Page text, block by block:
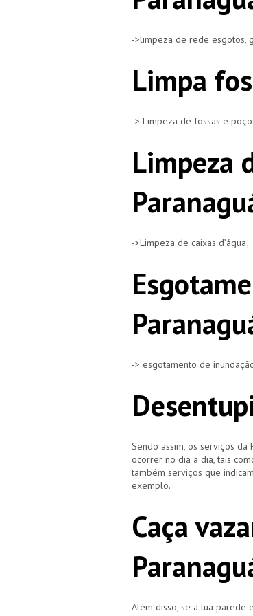
->limpeza de rede esgotos,
Limpa
-> Limpeza de fossas e
Limpeza
->Limpeza de caixas d’água;
-> esgotamento de
Sendo assim, os serviços
ocorrer no dia a dia, tais
também serviços que
exemplo.
Caça
Além disso, se a tua parede